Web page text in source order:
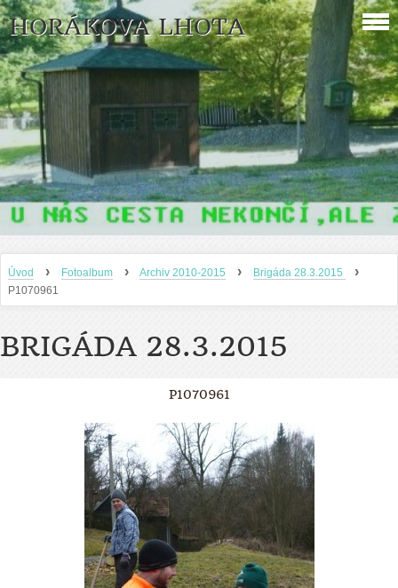
HORÁKOVA LHOTA
Úvod › Fotoalbum › Archiv 2010-2015 › Brigáda 28.3.2015 ›
P1070961
BRIGÁDA 28.3.2015
P1070961